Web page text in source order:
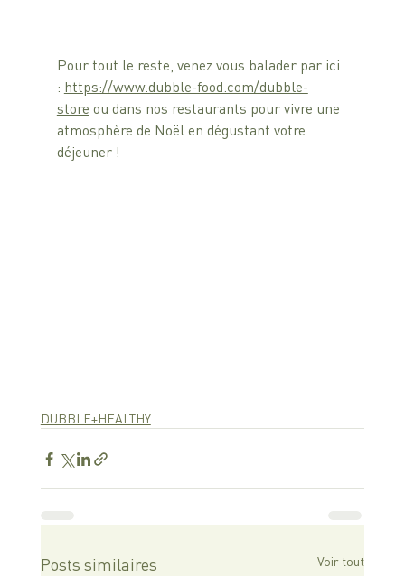
Pour tout le reste, venez vous balader par ici
: https://www.dubble-food.com/dubble-
store ou dans nos restaurants pour vivre une
atmosphère de Noël en dégustant votre
déjeuner !
DUBBLE+HEALTHY
Posts similaires Voir tout